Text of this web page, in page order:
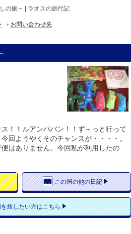
の旅～ | ラオスの旅行記
お問い合わせ先
！！ルアンパバン！！ず～っと行って
回ようやくそのチャンスが・・・・。
はありません。今回私が利用したの
この国の他の日記
旅したい方はこちら